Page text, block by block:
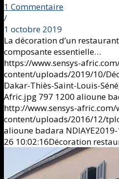
1 Commentaire
/
1 octobre 2019
La décoration d’un
composante essentielle…
https://www.sensys-
content/uploads/2019/10/
Dakar-Thiès-Saint-Louis-
Afric.jpg 797 1200 alioune
http://www.sensys-afric.com/
content/uploads/2016/12/
alioune badara NDIAYE
26 10:02:16Décoration